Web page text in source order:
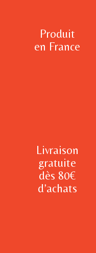
Produit
en France
Livraison
gratuite
dès 80€
d’achats